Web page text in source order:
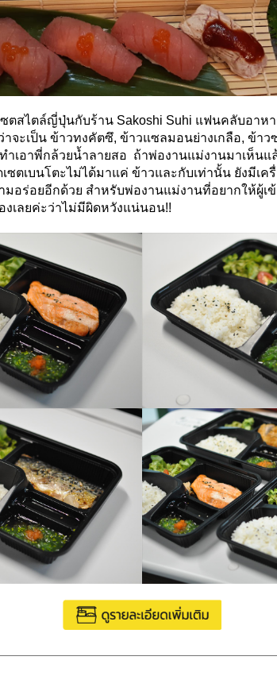
ซตสไตล์ญี่ปุ่นกับร้าน Sakoshi Suhi แฟนคลับอาห
จะเป็น ข้าวทงคัตซึ, ข้าวแซลมอนย่างเกลือ, ข้าว
ำเอาพี่กล้วยน้ำลายสอ ถ้าพ่องานแม่งานมาเห็นแ
ตเบนโตะไม่ได้มาแค่ ข้าวและกับเท่านั้น ยังมีเครื่
อร่อยอีกด้วย สำหรับพ่องานแม่งานที่อยากให้ผู้เ
เลยค่ะว่าไม่มีผิดหวังแน่นอน!!